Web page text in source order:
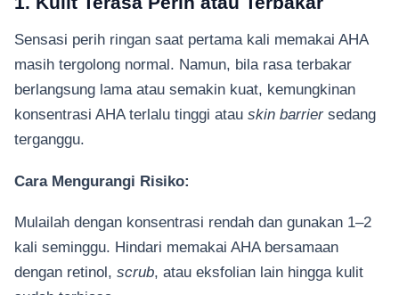
Sensasi perih ringan saat pertama kali memakai AHA
masih tergolong normal. Namun, bila rasa terbakar
berlangsung lama atau semakin kuat, kemungkinan
konsentrasi AHA terlalu tinggi atau skin barrier sedang
terganggu.
Cara Mengurangi Risiko:
Mulailah dengan konsentrasi rendah dan gunakan 1–2
kali seminggu. Hindari memakai AHA bersamaan
dengan retinol, scrub, atau eksfolian lain hingga kulit